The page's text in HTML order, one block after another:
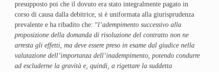
presupposto poi che il dovuto era stato integralmente pagato in
corso di causa dalla debitrice, si è uniformata alla giurisprudenza
prevalente e ha ribadito che: “l’adempimento successivo alla
proposizione della domanda di risoluzione del contratto non ne
arresta gli effetti, ma deve essere preso in esame dal giudice nella
valutazione dell’importanza dell’inadempimento, potendo condurre
ad escluderne la gravità e, quindi, a rigettare la suddetta